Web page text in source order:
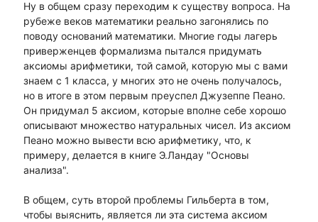
Ну в общем сразу переходим к существу вопроса. На
рубеже веков математики реально загонялись по
поводу оснований математики. Многие годы лагерь
приверженцев формализма пытался придумать
аксиомы арифметики, той самой, которую мы с вами
знаем с 1 класса, у многих это не очень получалось,
но в итоге в этом первым преуспел Джузеппе Пеано.
Он придумал 5 аксиом, которые вполне себе хорошо
описывают множество натуральных чисел. Из аксиом
Пеано можно вывести всю арифметику, что, к
примеру, делается в книге Э.Ландау "Основы
анализа".
В общем, суть второй проблемы Гильберта в том,
чтобы выяснить, является ли эта система аксиом